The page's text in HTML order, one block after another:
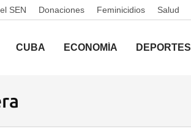
SEN Donaciones Feminicidios Salud
CUBA ECONOMÍA DEPORTES